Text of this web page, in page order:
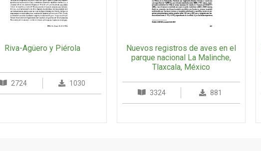
Riva-Agüero y Piérola
2724 1030
Nuevos registros de aves en el
parque nacional La Malinche,
Tlaxcala, México
3324 881